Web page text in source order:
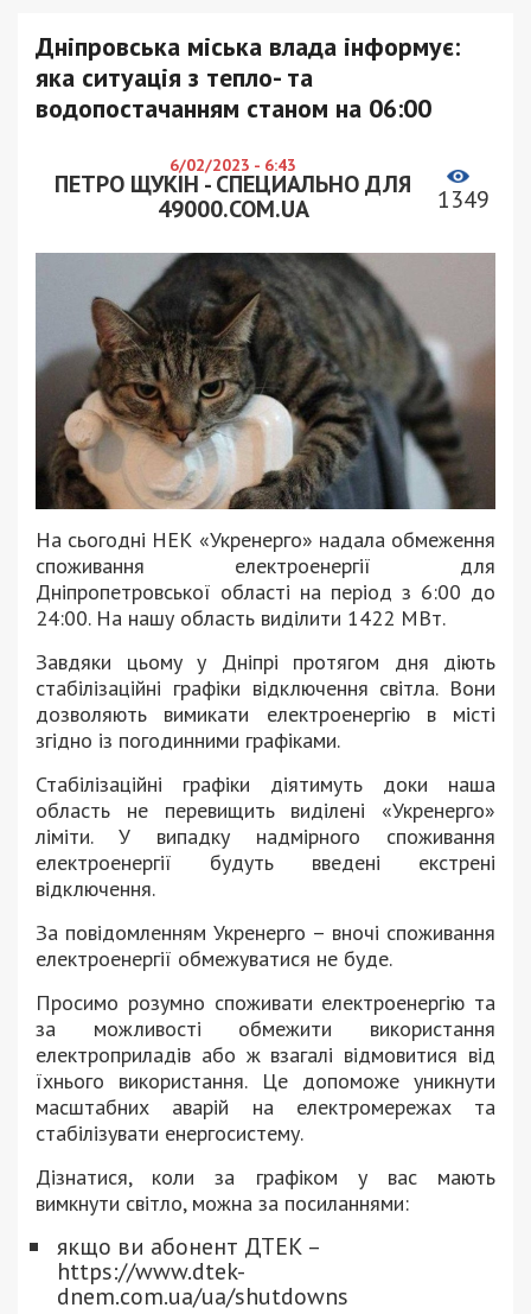
Дніпровська міська влада інформує:
яка ситуація з тепло- та
водопостачанням станом на 06:00
6/02/2023 - 6:43
ПЕТРО ЩУКІН - СПЕЦИАЛЬНО ДЛЯ
49000.COM.UA
1349
На сьогодні НЕК «Укренерго» надала обмеження
споживання електроенергії для
Дніпропетровської області на період з 6:00 до
24:00. На нашу область виділити 1422 МВт.
Завдяки цьому у Дніпрі протягом дня діють
стабілізаційні графіки відключення світла. Вони
дозволяють вимикати електроенергію в місті
згідно із погодинними графіками.
Стабілізаційні графіки діятимуть доки наша
область не перевищить виділені «Укренерго»
ліміти. У випадку надмірного споживання
електроенергії будуть введені екстрені
відключення.
За повідомленням Укренерго – вночі споживання
електроенергії обмежуватися не буде.
Просимо розумно споживати електроенергію та
за можливості обмежити використання
електроприладів або ж взагалі відмовитися від
їхнього використання. Це допоможе уникнути
масштабних аварій на електромережах та
стабілізувати енергосистему.
Дізнатися, коли за графіком у вас мають
вимкнути світло, можна за посиланнями:
якщо ви абонент ДТЕК –
https://www.dtek-
dnem.com.ua/ua/shutdowns